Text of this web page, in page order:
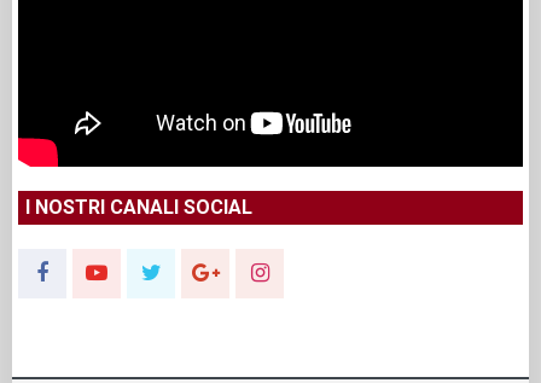
I NOSTRI CANALI SOCIAL